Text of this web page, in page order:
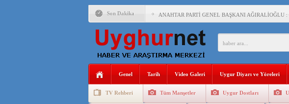
Son Dakika ANAHTAR PARTİ GENEL BAŞKANI AĞIRALİOĞLU
ÇİN’İN DOĞU TÜRKİSTAN’DAKİ
DİYANET AKADEMİSİ BAŞKANI DOÇ.DR.KAAN :
150 YILDIR KAYNAYAN YARAMIZ : ÇİN
ÇİN’İN UYGUR POLİTİKALARINI ÖVEN DİYANET
Genel Tarih Video Galeri Uygur Diyarı ve Yöreleri
TV Rehberi Tüm Manşetler Uygur Dostları